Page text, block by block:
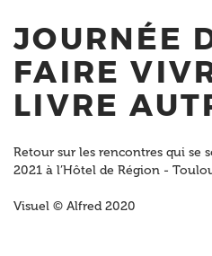
JOURNÉE
FAIRE
LIVRE
Retour sur les rencontres qui se
2021 à l’Hôtel de Région -
Visuel © Alfred 2020